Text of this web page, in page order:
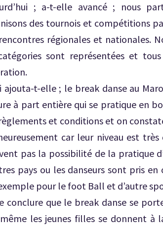
; a-t-elle avancé ; nous
des tournois et compétitions
régionales et nationales.
sont représentées et
ajouta-t-elle ; le break danse au
à part entière qui se pratique en
et conditions et on
car leur niveau est
pas la possibilité de la pratique
pays ou les danseurs sont pris
pour le foot Ball et d’autre
conclure que le break danse se
les jeunes filles se donnent à